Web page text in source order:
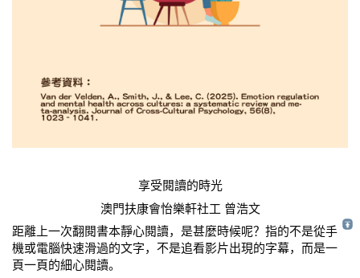
享受閱讀的時光
澳門扶康會怡樂軒社工 曾浩文
距離上一次翻閱書本靜心閱讀，是甚麼時候呢？指的不是從手
機或電腦快速滑過的文字，不是追看影片出現的字幕，而是一
頁一頁的細心閱讀。